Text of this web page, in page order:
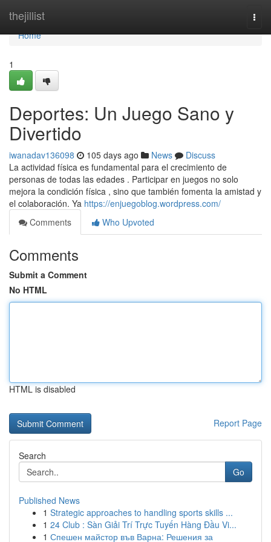
thejillist
Home
Home
1
Deportes: Un Juego Sano y
Divertido
iwanadav136098 105 days ago News
Discuss
La actividad física es fundamental para el crecimiento de
personas de todas las edades . Participar en juegos no solo
mejora la condición física , sino que también fomenta la amistad y
el colaboración. Ya https://enjuegoblog.wordpress.com/
Comments
Who Upvoted
Comments
Submit a Comment
No HTML
HTML is disabled
Report Page
Search
Go
Published News
1 Strategic approaches to handling sports skills ...
1 24 Club : Sàn Giải Trí Trực Tuyến Hàng Đầu Vi...
1 Спешен майстор във Варна: Решения за